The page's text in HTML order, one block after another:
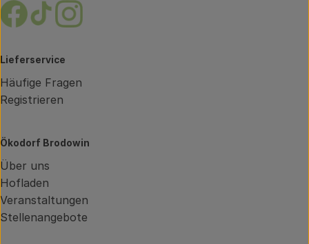
Externer Link zu https://www.facebook.com/
Externer Link zu https://www.tiktok.com/
Externer Link zu https://
Lieferservice
Häufige Fragen
Registrieren
Ökodorf Brodowin
Über uns
Hofladen
Veranstaltungen
Stellenangebote